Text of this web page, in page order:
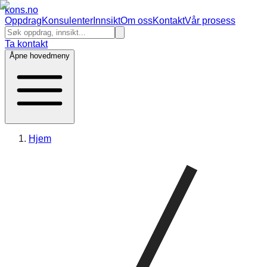
kons.no
OppdragKonsulenter InnsiktOm ossKontaktVår prosess
Ta kontakt
Åpne hovedmeny
Hjem